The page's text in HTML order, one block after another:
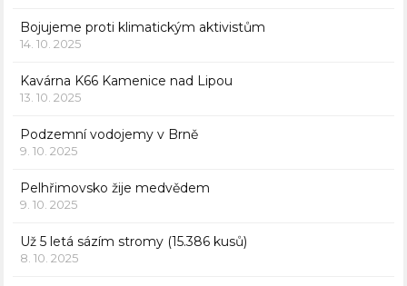
Bojujeme proti klimatickým aktivistům
14. 10. 2025
Kavárna K66 Kamenice nad Lipou
13. 10. 2025
Podzemní vodojemy v Brně
9. 10. 2025
Pelhřimovsko žije medvědem
9. 10. 2025
Už 5 letá sázím stromy (15.386 kusů)
8. 10. 2025